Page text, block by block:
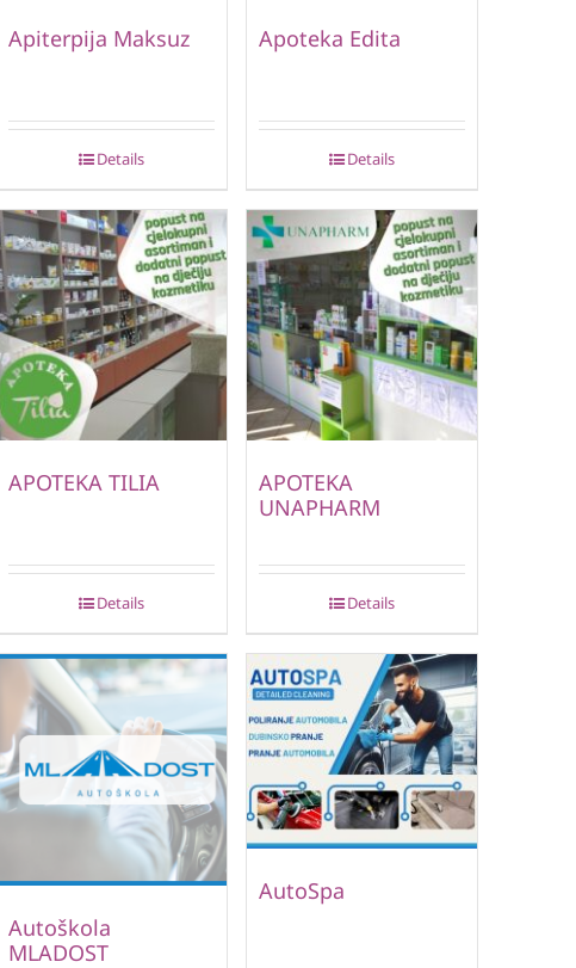
Apiterpija Maksuz
Details
Apoteka Edita
Details
APOTEKA TILIA
Details
APOTEKA
UNAPHARM
Details
Autoškola
MLADOST
AutoSpa